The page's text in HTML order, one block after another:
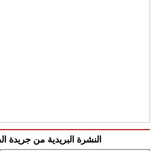
النشرة البريدية من جريدة